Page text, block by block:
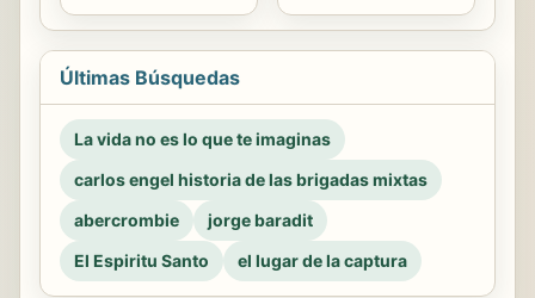
Últimas Búsquedas
La vida no es lo que te imaginas
carlos engel historia de las brigadas mixtas
abercrombie
jorge baradit
El Espiritu Santo
el lugar de la captura